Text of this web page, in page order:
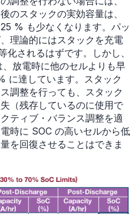
のスタックの実効容量は、
% も少なくなります。パッ
理論的にはスタックを充電
化されるはずです。しかし、
放電時に他のセルよりも早
に達しています。スタック
調整を行っても、スタック
（残存しているのに使用で
ティブ・バランス調整を適
時に SOC の高いセルから低
を回復させることはできま